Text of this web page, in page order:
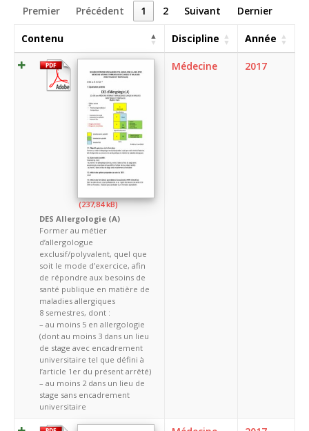
Premier Précédent 1 2 Suivant Dernier
Contenu Discipline Année
DES Allergologie (A)
Former au métier
d’allergologue
exclusif/polyvalent, quel que
soit le mode d’exercice, afin
de répondre aux besoins de
santé publique en matière de
maladies allergiques
8 semestres, dont :
– au moins 5 en allergologie
(dont au moins 3 dans un lieu
de stage avec encadrement
universitaire tel que défini à
l’article 1er du présent arrêté)
– au moins 2 dans un lieu de
stage sans encadrement
universitaire
Médecine 2017